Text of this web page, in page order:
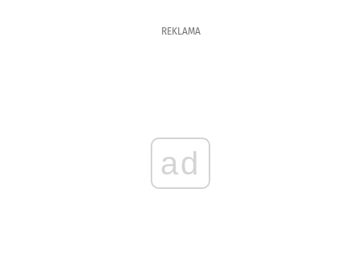
REKLAMA
ad